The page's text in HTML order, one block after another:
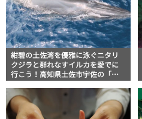
紺碧の土佐湾を優雅に泳ぐニタリ
クジラと群れなすイルカを愛でに
行こう！高知県土佐市宇佐の「ホ